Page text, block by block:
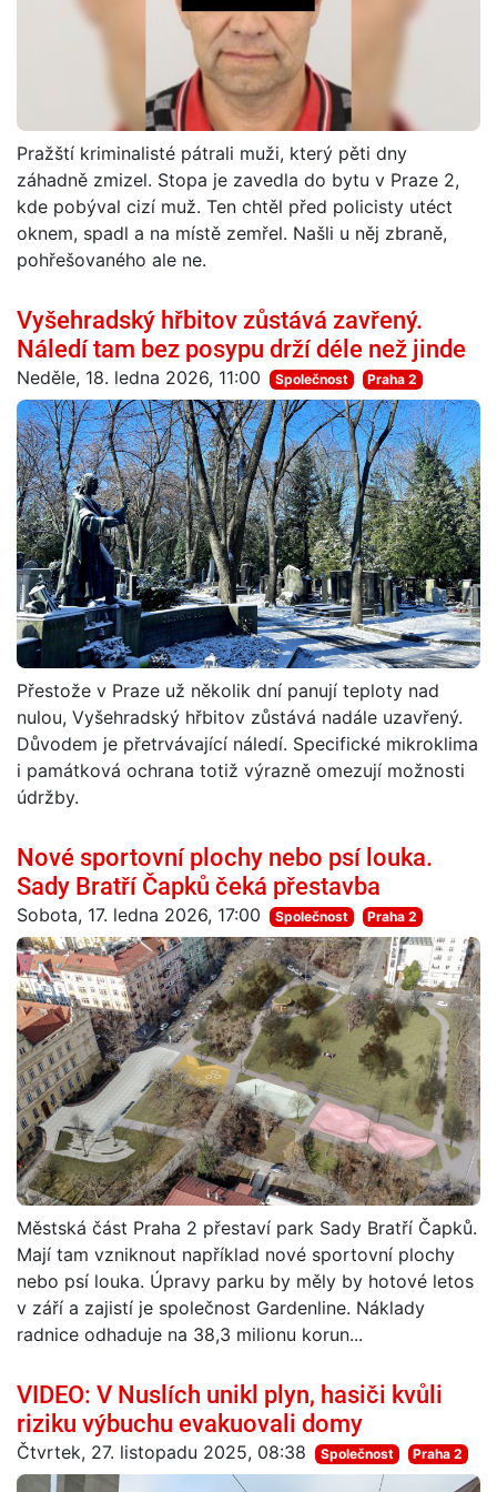
Pražští kriminalisté pátrali muži, který pěti dny
záhadně zmizel. Stopa je zavedla do bytu v Praze 2,
kde pobýval cizí muž. Ten chtěl před policisty utéct
oknem, spadl a na místě zemřel. Našli u něj zbraně,
pohřešovaného ale ne.
Vyšehradský hřbitov zůstává zavřený.
Náledí tam bez posypu drží déle než jinde
Neděle, 18. ledna 2026, 11:00 Společnost Praha 2
Přestože v Praze už několik dní panují teploty nad
nulou, Vyšehradský hřbitov zůstává nadále uzavřený.
Důvodem je přetrvávající náledí. Specifické mikroklima
i památková ochrana totiž výrazně omezují možnosti
údržby.
Nové sportovní plochy nebo psí louka.
Sady Bratří Čapků čeká přestavba
Sobota, 17. ledna 2026, 17:00 Společnost Praha 2
Městská část Praha 2 přestaví park Sady Bratří Čapků.
Mají tam vzniknout například nové sportovní plochy
nebo psí louka. Úpravy parku by měly by hotové letos
v září a zajistí je společnost Gardenline. Náklady
radnice odhaduje na 38,3 milionu korun...
VIDEO: V Nuslích unikl plyn, hasiči kvůli
riziku výbuchu evakuovali domy
Čtvrtek, 27. listopadu 2025, 08:38 Společnost Praha 2